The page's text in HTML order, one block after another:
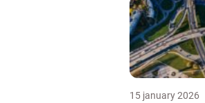
15 january 2026